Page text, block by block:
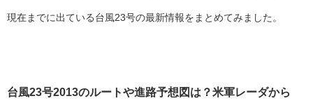
現在までに出ている台風23号の最新情報をまとめてみました。
台風23号2013のルートや進路予想図は？米軍レーダから